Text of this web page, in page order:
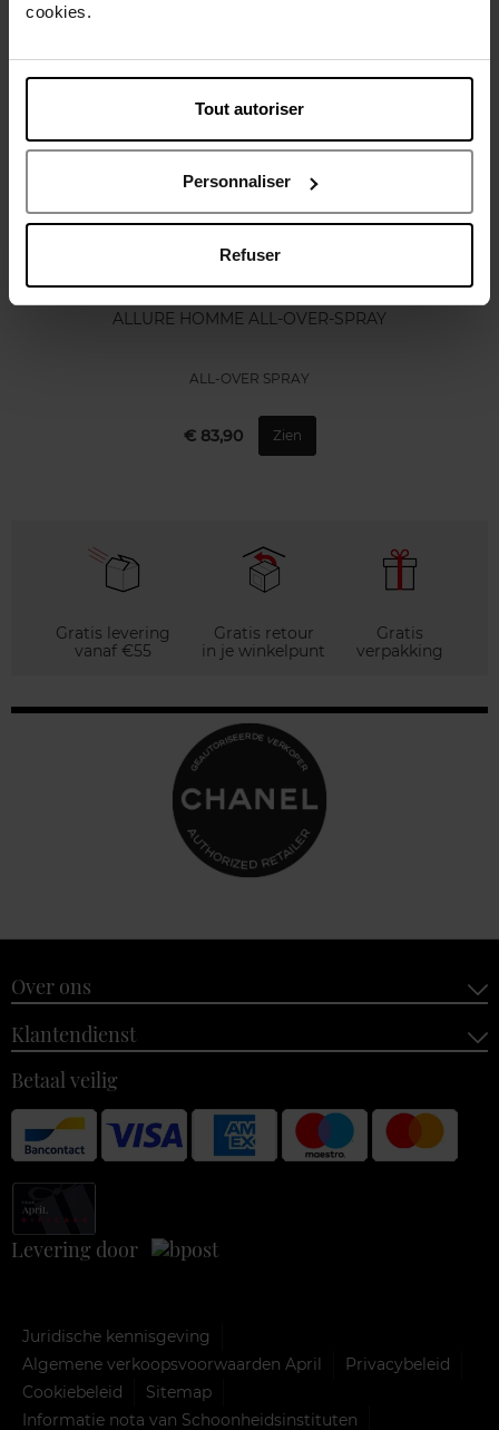
cookies.
Tout autoriser
Personnaliser
Refuser
Nog iets vergeten ?
ALLURE HOMME ALL-OVER-SPRAY
ALL-OVER SPRAY
€ 83,90 Zien
Gratis levering
vanaf €55
Gratis retour
in je winkelpunt
Gratis
verpakking
Over ons
Klantendienst
Betaal veilig
Levering door
Juridische kennisgeving
Algemene verkoopsvoorwaarden April
Privacybeleid
Cookiebeleid
Sitemap
Informatie nota van Schoonheidsinstituten